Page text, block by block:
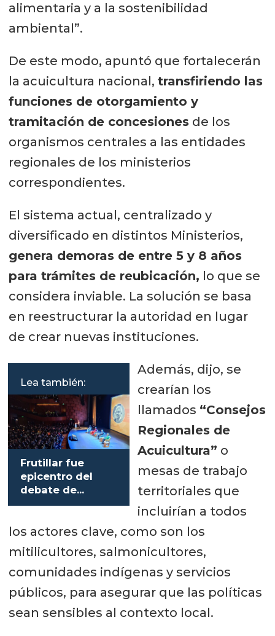
alimentaria y a la sostenibilidad
ambiental”.
De este modo, apuntó que fortalecerán
la acuicultura nacional, transfiriendo las
funciones de otorgamiento y
tramitación de concesionesde los
organismos centrales a las entidades
regionales de los ministerios
correspondientes.
El sistema actual, centralizado y
diversificado en distintos Ministerios,
genera demoras de entre 5 y 8 años
para trámites de reubicación, lo que se
considera inviable. La solución se basa
en reestructurar la autoridad en lugar
de crear nuevas instituciones.
Lea también:
Frutillar fue
epicentro del
debate de
candidatos
sobre el futuro
de la
salmonicultura
Además, dijo, se
crearían los
llamados “Consejos
Regionales de
Acuicultura” o
mesas de trabajo
territoriales que
incluirían a todos
los actores clave, como son los
mitilicultores, salmonicultores,
comunidades indígenas y servicios
públicos, para asegurar que las políticas
sean sensibles al contexto local.